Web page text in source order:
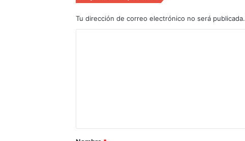
Tu dirección de correo electrónico no será publicada.